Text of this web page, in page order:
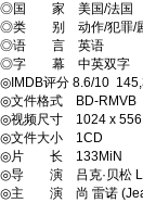
◎国 家 美国/法国
◎类 别 动作/犯罪/剧
◎语 言 英语
◎字 幕 中英双字
◎IMDB评分 8.6/10
◎文件格式 BD-RMVB
◎视频尺寸 1024 x 556
◎文件大小 1CD
◎片 长 133MiN
◎导 演 吕克·贝松
◎主 演 尚 雷诺 (Jean